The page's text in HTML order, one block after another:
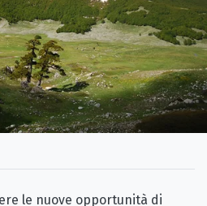
le nuove opportunità di